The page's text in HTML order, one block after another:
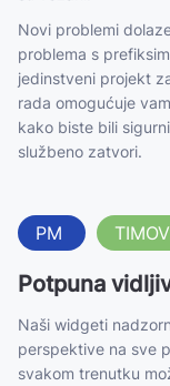
Novi problemi
problema s
jedinstveni projekt
rada omogućuje
kako biste bili
službeno zatvori.
PM
Potpuna
Naši widgeti
perspektive na sve
svakom trenutku